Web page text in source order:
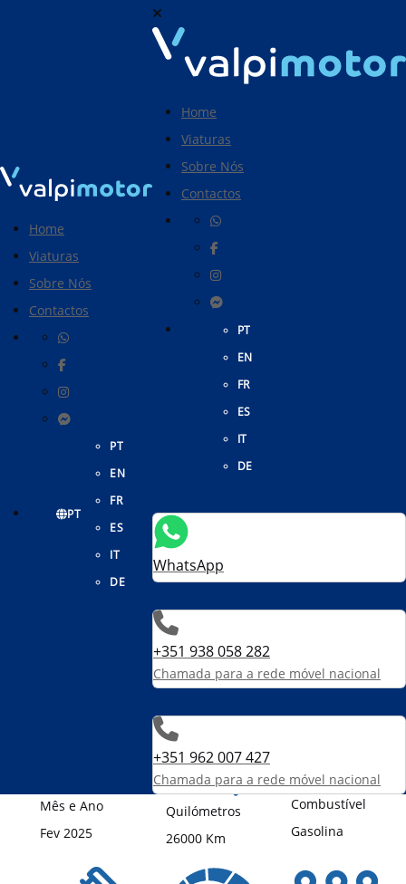
Home
Viaturas
Sobre Nós
Contactos
PT
PT
EN
FR
ES
IT
DE
Home
Viaturas
Sobre Nós
Contactos
PT
EN
FR
ES
IT
DE
WhatsApp
+351 938 058 282
Chamada para a rede móvel nacional
+351 962 007 427
Chamada para a rede móvel nacional
Nissan Qashqai
1.3 DIG-T N-Connecta LED
27 450 €
Mês e Ano
Fev 2025
Quilómetros
26000 Km
Combustível
Gasolina